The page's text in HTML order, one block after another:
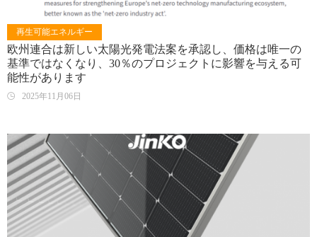
再生可能エネルギー
欧州連合は新しい太陽光発電法案を承認し、価格は唯一の
基準ではなくなり、30％のプロジェクトに影響を与える可
能性があります
2025年11月06日